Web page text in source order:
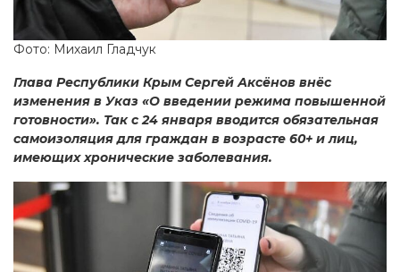
Фото: Михаил Гладчук
Глава Республики Крым Сергей Аксёнов внёс
изменения в Указ «О введении режима повышенной
готовности». Так с 24 января вводится обязательная
самоизоляция для граждан в возрасте 60+ и лиц,
имеющих хронические заболевания.